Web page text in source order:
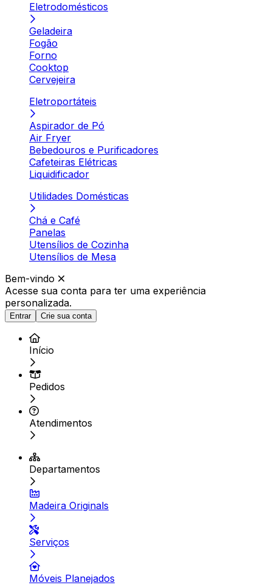
Eletrodomésticos
Geladeira
Fogão
Forno
Cooktop
Cervejeira
Eletroportáteis
Aspirador de Pó
Air Fryer
Bebedouros e Purificadores
Cafeteiras Elétricas
Liquidificador
Utilidades Domésticas
Chá e Café
Panelas
Utensílios de Cozinha
Utensílios de Mesa
Bem-vindo
Acesse sua conta para ter uma experiência
personalizada.
Entrar Crie sua conta
Início
Pedidos
Atendimentos
Departamentos
Madeira Originals
Serviços
Móveis Planejados